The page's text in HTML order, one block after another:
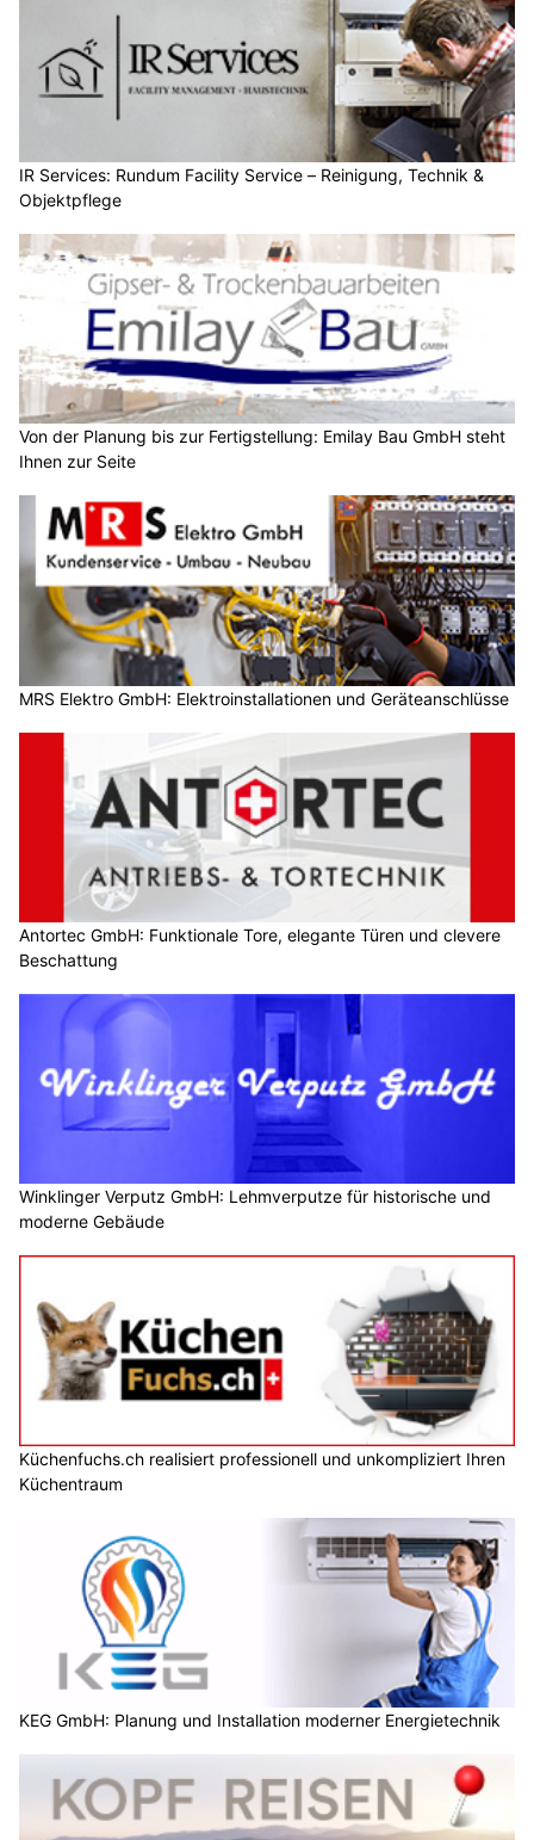
IR Services: Rundum Facility Service – Reinigung, Technik &
Objektpflege
Von der Planung bis zur Fertigstellung: Emilay Bau GmbH steht
Ihnen zur Seite
MRS Elektro GmbH: Elektroinstallationen und Geräteanschlüsse
Antortec GmbH: Funktionale Tore, elegante Türen und clevere
Beschattung
Winklinger Verputz GmbH: Lehmverputze für historische und
moderne Gebäude
Küchenfuchs.ch realisiert professionell und unkompliziert Ihren
Küchentraum
KEG GmbH: Planung und Installation moderner Energietechnik